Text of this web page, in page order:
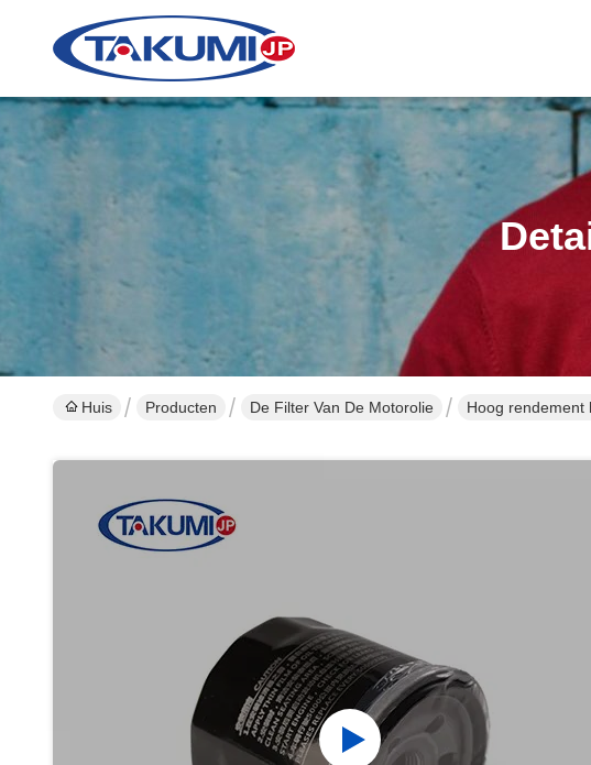
Huis Producten De Filter Van De Motorolie Hoog rendement